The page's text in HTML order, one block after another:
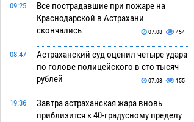
09:25
Все пострадавшие при пожаре на
Краснодарской в Астрахани
скончались
07.08 454
08:47
Астраханский суд оценил четыре удара
по голове полицейского в сто тысяч
рублей
07.08 155
19:36
Завтра астраханская жара вновь
приблизится к 40-градусному пределу